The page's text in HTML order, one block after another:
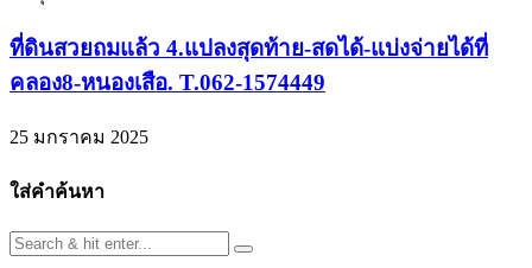
ที่ดินสวยถมแล้ว 4.แปลงสุดท้าย-สดได้-แบ่งจ่ายได้ที่
คลอง8-หนองเสือ. T.062-1574449
25 มกราคม 2025
ใส่คำค้นหา